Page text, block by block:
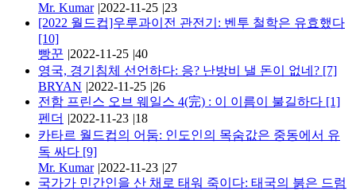
Mr. Kumar |2022-11-25 |23
[2022 월드컵]우루과이전 관전기: 벤투 철학은 유효했다
[10]
빵꾼 |2022-11-25 |40
영국, 경기침체 선언하다: 응? 난방비 낼 돈이 없네? [7]
BRYAN |2022-11-25 |26
전함 프린스 오브 웨일스 4(完) : 이 이름이 불길하다 [1]
펜더 |2022-11-23 |18
카타르 월드컵의 어둠: 인도인의 목숨값은 중동에서 유
독 싸다 [9]
Mr. Kumar |2022-11-23 |27
국가가 민간인을 산 채로 태워 죽이다: 태국의 붉은 드럼